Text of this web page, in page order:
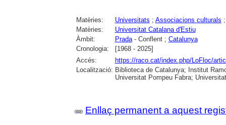
Matèries: Universitats ; Associacions culturals
Matèries:
Universitat Catalana d'Estiu
Àmbit:
Prada- Conflent ; Catalunya
Cronologia:
[1968 - 2025]
Accés:
https://raco.cat/index.php/LoFloc/
Localització: Biblioteca de Catalunya; Institut
Universitat Pompeu Fabra;
Enllaç permanent a aquest